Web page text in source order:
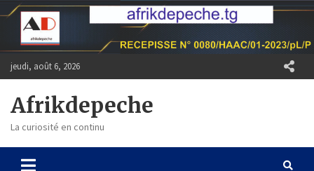
Skip
content
jeudi, août 6, 2026
Afrikdepeche
La curiosité en continu